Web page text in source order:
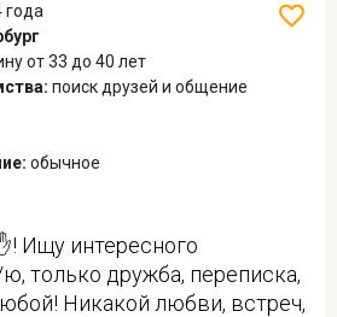
года
от 33 до 40 лет
поиск друзей и общение
обычное
Ищу интересного
только дружба, переписка,
Никакой любви, встреч,